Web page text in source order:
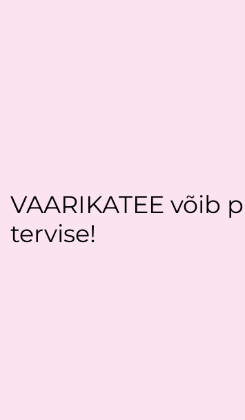
VAARIKATEE võib
tervise!